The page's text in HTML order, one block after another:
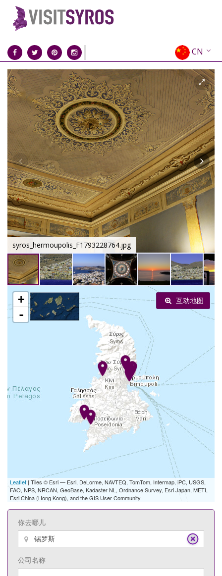
CN
EN
EL
FR
DE
IT
ES
RU
syros_hermoupolis_F1793228764.jpg
+
-
Leaflet | Tiles © Esri — Esri, DeLorme, NAVTEQ, TomTom, Intermap, iPC, USGS,
FAO, NPS, NRCAN, GeoBase, Kadaster NL, Ordnance Survey, Esri Japan, METI,
Esri China (Hong Kong), and the GIS User Community
互动地图
你去哪儿
公司名称